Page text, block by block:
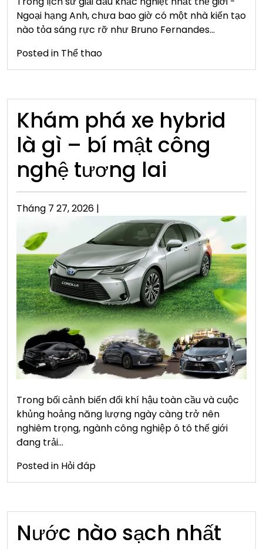
Ngoại hạng Anh, chưa bao giờ có một nhà kiến tạo
nào tỏa sáng rực rỡ như Bruno Fernandes…
Posted in Thể thao
Khám phá xe hybrid
là gì – bí mật công
nghệ tương lai
Posted
Tháng 7 27, 2026 |
Trong bối cảnh biến đổi khí hậu toàn cầu và cuộc
khủng hoảng năng lượng ngày càng trở nên
nghiêm trọng, ngành công nghiệp ô tô thế giới
đang trải…
Posted in Hỏi đáp
Nước nào sạch nhất